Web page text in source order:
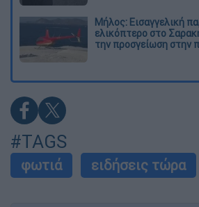
Μήλος: Εισαγγελική
ελικόπτερο στο
την προσγείωση στην
#TAGS
φωτιά ειδήσεις τώρα